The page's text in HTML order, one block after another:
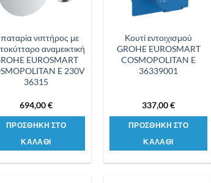
νιπτήρος με
αναμεικτική
EUROSMART
E 230V
36315
694,00€
ΠΡΟΣΘΗΚΗ ΣΤΟ
ΚΑΛΑΘΙ
Κουτί εντοιχισμού
GROHE EUROSMART
COSMOPOLITAN E
36339001
337,00€
ΠΡΟΣΘΗΚΗ ΣΤΟ
ΚΑΛΑΘΙ